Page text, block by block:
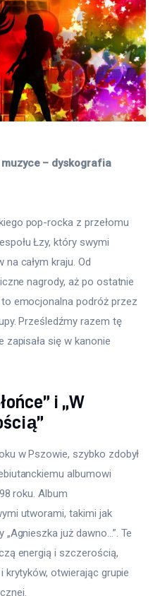
– dyskografia
pop-rocka z przełomu
Łzy, który swymi
całym kraju. Od
nagrody, aż po ostatnie
emocjonalna podróż przez
Prześledźmy razem tę
zapisała się w kanonie
i „W
w Pszowie, szybko zdobył
albumowi
roku. Album
utworami, takimi jak
już dawno…”. Te
energią i szczerością,
krytyków, otwierając grupie